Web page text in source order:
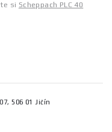
si Scheppach PLC 40
506 01 Jičín